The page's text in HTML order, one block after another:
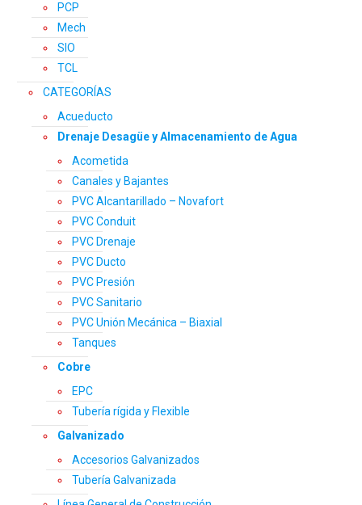
PCP
Mech
SIO
TCL
CATEGORÍAS
Acueducto
Drenaje Desagüe y Almacenamiento de Agua
Acometida
Canales y Bajantes
PVC Alcantarillado – Novafort
PVC Conduit
PVC Drenaje
PVC Ducto
PVC Presión
PVC Sanitario
PVC Unión Mecánica – Biaxial
Tanques
Cobre
EPC
Tubería rígida y Flexible
Galvanizado
Accesorios Galvanizados
Tubería Galvanizada